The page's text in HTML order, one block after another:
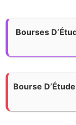
Bourses
Bourse